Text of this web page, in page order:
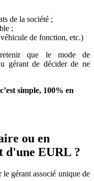
de la société ;
;
de fonction, etc.)
que le mode de
gérant de décider de ne
simple, 100% en
ou en
d'une EURL ?
gérant associé unique de